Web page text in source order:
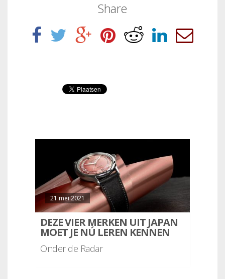
Share
21 mei 2021
DEZE VIER MERKEN UIT JAPAN
MOET JE NÚ LEREN KENNEN
Onder de Radar